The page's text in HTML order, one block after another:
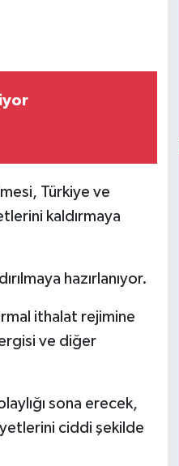
Türkiye ve
kaldırmaya
hazırlanıyor.
ithalat rejimine
ve diğer
sona erecek,
ciddi şekilde